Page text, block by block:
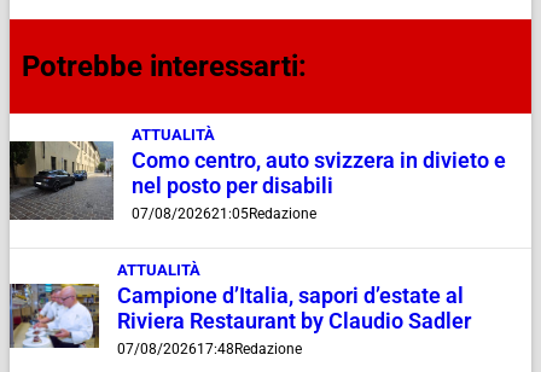
Potrebbe interessarti:
ATTUALITÀ
Como centro, auto svizzera in divieto e
nel posto per disabili
07/08/202621:05Redazione
ATTUALITÀ
Campione d’Italia, sapori d’estate al
Riviera Restaurant by Claudio Sadler
07/08/202617:48 Redazione